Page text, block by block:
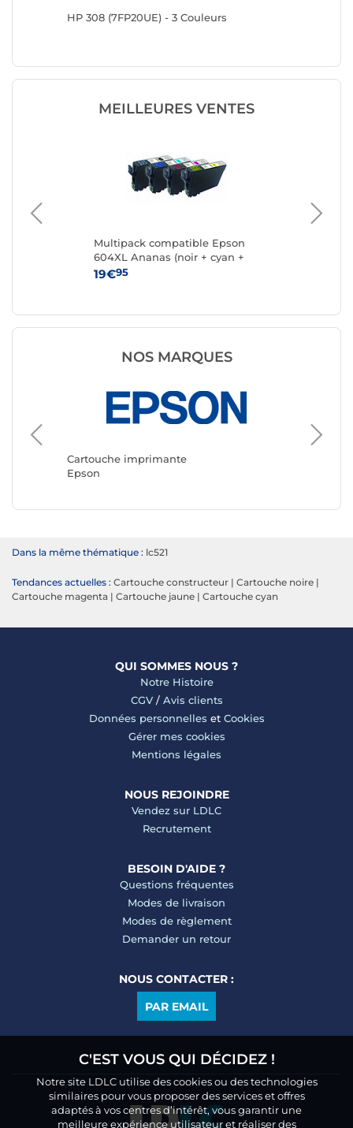
HP 308 (7FP20UE) - 3 Couleurs
MEILLEURES VENTES
Multipack compatible Epson
604XL Ananas (noir + cyan +
magenta + jaune)
19€95
NOS MARQUES
Cartouche imprimante
Epson
Canon
Dans la même thématique : lc521
Tendances actuelles : Cartouche constructeur | Cartouche noire |
Cartouche magenta | Cartouche jaune | Cartouche cyan
QUI SOMMES NOUS ?
Notre Histoire
CGV/ Avis clients
Données personnelles et Cookies
Gérer mes cookies
Mentions légales
NOUS REJOINDRE
Vendez sur LDLC
Recrutement
BESOIN D'AIDE ?
Questions fréquentes
Modes de livraison
Modes de règlement
Demander un retour
NOUS CONTACTER :
PAR EMAIL
C'EST VOUS QUI DÉCIDEZ !
Notre site LDLC utilise des cookies ou des technologies
similaires pour vous proposer des services et offres
adaptés à vos centres d’intérêt, vous garantir une
meilleure expérience utilisateur et réaliser des